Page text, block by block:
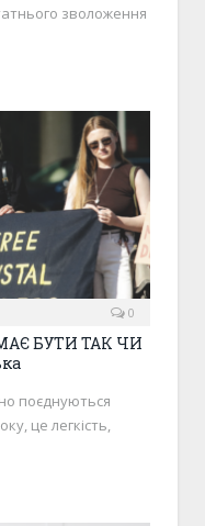
зволоження
0
БУТИ ТАК ЧИ
поєднуються
це легкість,